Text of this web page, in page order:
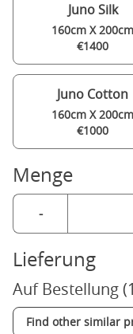
Juno Silk
160cm X 200cm
€1400
Juno Cotton
160cm X 200cm
€1000
Menge
-
Lieferung
Auf Bestellung
Find other similar